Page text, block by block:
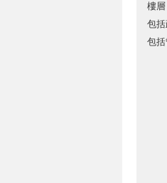
樓層
包
包